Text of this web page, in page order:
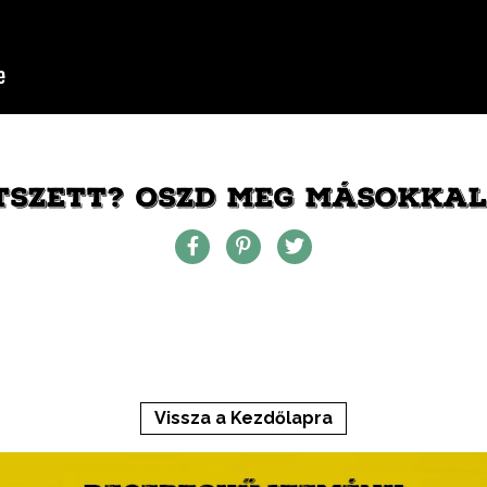
OSZD MEG
Vissza a Kezdőlapra